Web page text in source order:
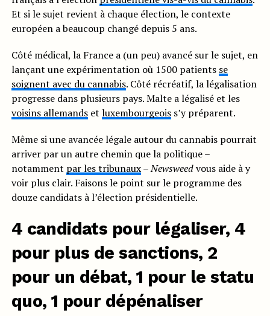
Et si le sujet revient à chaque élection, le contexte
européen a beaucoup changé depuis 5 ans.
Côté médical, la France a (un peu) avancé sur le sujet, en
lançant une expérimentation où 1500 patients se
soignent avec du cannabis. Côté récréatif, la légalisation
progresse dans plusieurs pays. Malte a légalisé et les
voisins allemandset luxembourgeoiss’y préparent.
Même si une avancée légale autour du cannabis pourrait
arriver par un autre chemin que la politique –
notamment par les tribunaux–Newsweedvous aide à y
voir plus clair. Faisons le point sur le programme des
douze candidats à l’élection présidentielle.
4 candidats pour légaliser, 4
pour plus de sanctions, 2
pour un débat, 1 pour le statu
quo, 1 pour dépénaliser